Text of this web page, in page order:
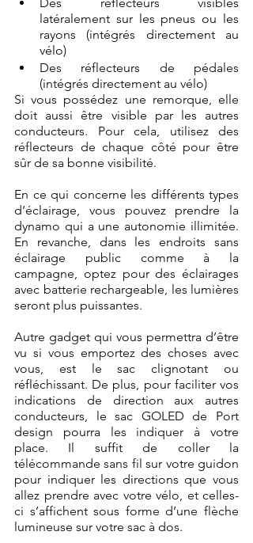
latéralement sur les pneus ou les
rayons (intégrés directement au
vélo)
Des réflecteurs de pédales
(intégrés directement au vélo)
Si vous possédez une remorque, elle
doit aussi être visible par les autres
conducteurs. Pour cela, utilisez des
réflecteurs de chaque côté pour être
sûr de sa bonne visibilité.
En ce qui concerne les différents types
d’éclairage, vous pouvez prendre la
dynamo qui a une autonomie illimitée.
En revanche, dans les endroits sans
éclairage public comme à la
campagne, optez pour des éclairages
avec batterie rechargeable, les lumières
seront plus puissantes.
Autre gadget qui vous permettra d’être
vu si vous emportez des choses avec
vous, est le sac clignotant ou
réfléchissant. De plus, pour faciliter vos
indications de direction aux autres
conducteurs, le sac GOLED de Port
design pourra les indiquer à votre
place. Il suffit de coller la
télécommande sans fil sur votre guidon
pour indiquer les directions que vous
allez prendre avec votre vélo, et celles-
ci s’affichent sous forme d’une flèche
lumineuse sur votre sac à dos.